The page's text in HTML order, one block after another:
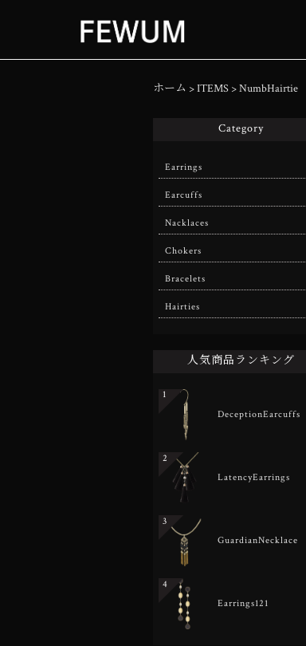
ホーム >ITEMS >NumbHairtie
Category
Earrings
Earcuffs
Nacklaces
Chokers
Bracelets
Hairties
人気商品ランキング
DeceptionEarcuffs
1
LatencyEarrings
2
GuardianNecklace
3
Earrings121
4